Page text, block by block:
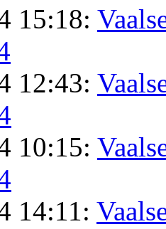
15:18:
12:43:
10:15:
14:11: